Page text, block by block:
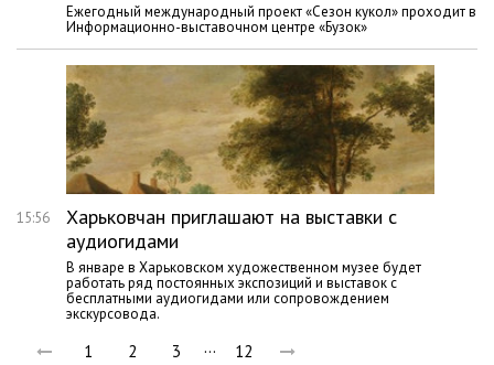
Ежегодный международный проект «Сезон кукол» проходит в
Информационно-выставочном центре «Бузок»
15:56
Харьковчан приглашают на выставки с
аудиогидами
В январе в Харьковском художественном музее будет
работать ряд постоянных экспозиций и выставок с
бесплатными аудиогидами или сопровождением
экскурсовода.
1 2 3 … 12